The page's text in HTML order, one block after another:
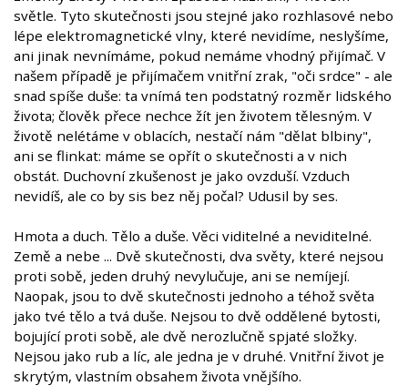
světle. Tyto skutečnosti jsou stejné jako rozhlasové nebo
lépe elektromagnetické vlny, které nevidíme, neslyšíme,
ani jinak nevnímáme, pokud nemáme vhodný přijímač. V
našem případě je přijímačem vnitřní zrak, "oči srdce" - ale
snad spíše duše: ta vnímá ten podstatný rozměr lidského
života; člověk přece nechce žít jen životem tělesným. V
životě nelétáme v oblacích, nestačí nám "dělat blbiny",
ani se flinkat: máme se opřít o skutečnosti a v nich
obstát. Duchovní zkušenost je jako ovzduší. Vzduch
nevidíš, ale co by sis bez něj počal? Udusil by ses.
Hmota a duch. Tělo a duše. Věci viditelné a neviditelné.
Země a nebe ... Dvě skutečnosti, dva světy, které nejsou
proti sobě, jeden druhý nevylučuje, ani se nemíjejí.
Naopak, jsou to dvě skutečnosti jednoho a téhož světa
jako tvé tělo a tvá duše. Nejsou to dvě oddělené bytosti,
bojující proti sobě, ale dvě nerozlučně spjaté složky.
Nejsou jako rub a líc, ale jedna je v druhé. Vnitřní život je
skrytým, vlastním obsahem života vnějšího.